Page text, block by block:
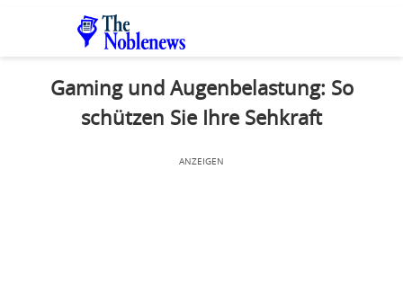
Gaming und Augenbelastung: So
schützen Sie Ihre Sehkraft
ANZEIGEN